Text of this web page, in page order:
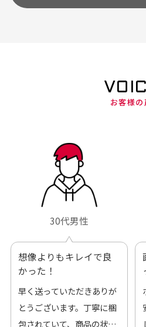
お客様の
30代男性
想像よりもキレイで良
かった！
早く送っていただきありが
とうございます。丁寧に梱
包されていて、商品の状態